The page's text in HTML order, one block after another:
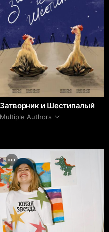
Затворник и Шестипалый
Multiple Authors